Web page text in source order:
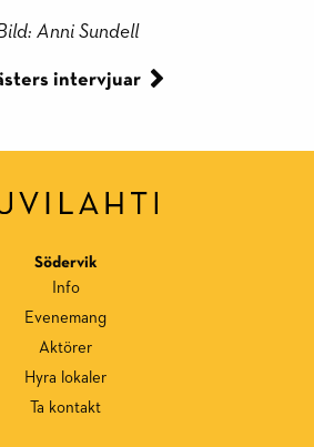
Anni Sundell
intervjuar
Södervik
Info
Evenemang
Aktörer
Hyra lokaler
Ta kontakt